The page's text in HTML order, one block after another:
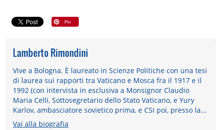
Lamberto Rimondini
Vive a Bologna. È laureato in Scienze Politiche con una tesi
di laurea sui rapporti tra Vaticano e Mosca fra il 1917 e il
1992 (con intervista in esclusiva a Monsignor Claudio
Maria Celli, Sottosegretario dello Stato Vaticano, e Yury
Karlov, ambasciatore sovietico prima, e CSI poi, presso la...
Vai alla biografia